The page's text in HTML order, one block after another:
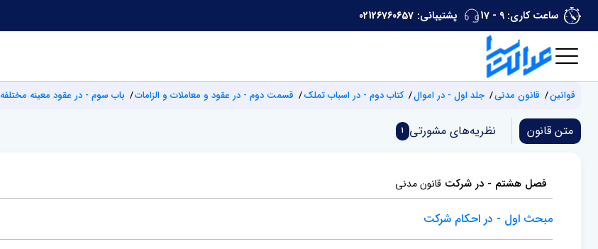
ساعت کاری: 9 - 17 پشتیبانی: 02126760657
قوانین قانون مدنی جلد اول - در اموال کتاب دوم - در اسباب تملک قسمت دوم - در عقود و معاملات و الزامات باب سوم - در عقود معینه مختلفه
متن قانون نظریه‌های مشورتی 1
فصل هشتم - در شرکت قانون مدنی
مبحث اول - در احکام شرکت